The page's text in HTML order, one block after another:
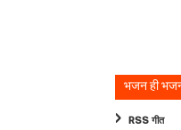
भजन ही
RSS गीत